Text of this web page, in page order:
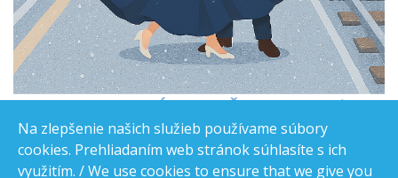
Na zlepšenie našich služieb používame súbory
cookies. Prehliadaním web stránok súhlasíte s ich
využitím. / We use cookies to ensure that we give you